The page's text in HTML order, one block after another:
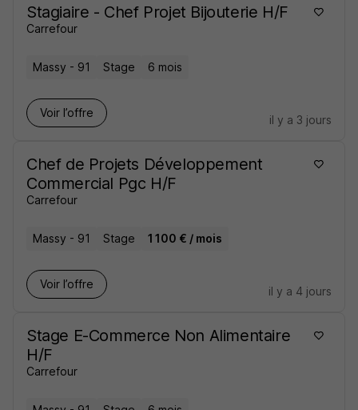
Stagiaire - Chef Projet Bijouterie H/F
Carrefour
Massy - 91 Stage 6 mois
Voir l’offre
il y a 3 jours
Chef de Projets Développement
Commercial Pgc H/F
Carrefour
Massy - 91 Stage 1 100 € / mois
Voir l’offre
il y a 4 jours
Stage E-Commerce Non Alimentaire
H/F
Carrefour